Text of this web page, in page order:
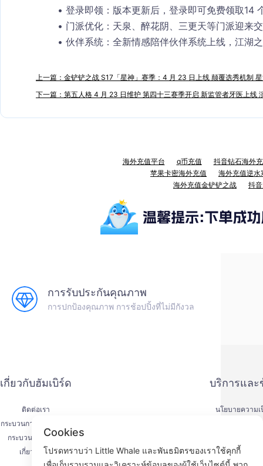
登录即领 ：版本更新后，登录即可免费领取14
门派优化：天泉、醉花阴、三更天等门派迎来
伙伴系统：全新情感陪伴伙伴系统上线，江湖
上一篇：金铲铲之战 S17「星神」赛季：4 月 23 日上线 颠覆选秀机制
下一篇：第五人格 4 月 23 日维护 第四十三赛季开启 新监管者牙医上线
海外充值平台 q币充值
抖音钻石海外
苹果卡密海外充值
海外充值逆水
海外充值金铲铲之战
抖
การรับประกันคุณภาพ
การปกป้องคุณภาพ การช้อปปิ้งที่ไม่มีกังวล
เกี่ยวกับฮัมเบิร์ด
ติดต่อเรา
กระบวนการจัดส่งสินค้า
กระบวนการคืนเงิน
เกี่ยวกับเรา
บริการและ
นโยบายความ
Cookies
โปรดทราบว่า Little Whale และพันธมิตรของเราใช้คุกกี้